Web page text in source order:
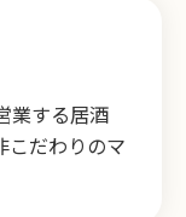
業する居酒
こだわりのマ